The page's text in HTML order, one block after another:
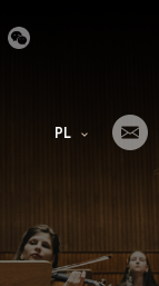
PL